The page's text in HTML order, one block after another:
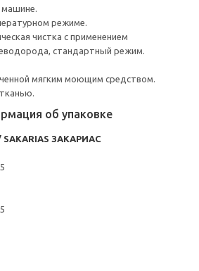
режиме.
чистка с применением
стандартный режим.
мягким моющим средством.
об упаковке
ЗАКАРИАС